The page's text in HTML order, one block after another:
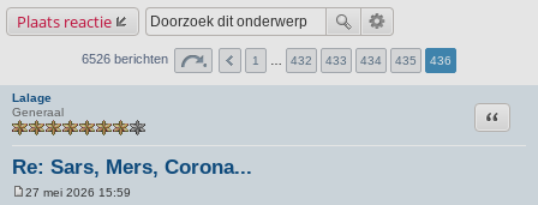
Plaats reactie
6526 berichten 1 432 433 434 435 436
Lalage
Generaal
Re: Sars, Mers, Corona...
Citeer
27 mei 2026 15:59